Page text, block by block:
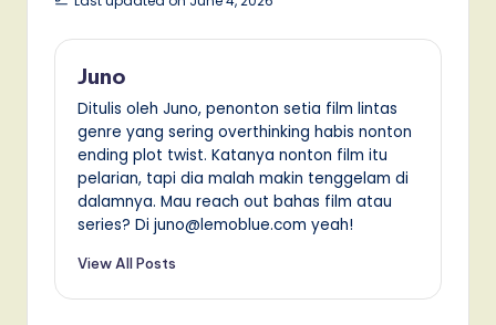
Juno
Ditulis oleh Juno, penonton setia film lintas
genre yang sering overthinking habis nonton
ending plot twist. Katanya nonton film itu
pelarian, tapi dia malah makin tenggelam di
dalamnya. Mau reach out bahas film atau
series? Di juno@lemoblue.com yeah!
View All Posts